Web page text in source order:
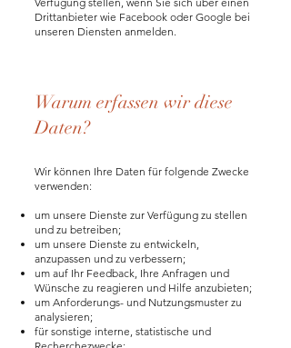
Drittanbieter wie Facebook oder Google bei
unseren Diensten anmelden.
Warum erfassen wir diese
Daten?
Wir können Ihre Daten für folgende Zwecke
verwenden:
um unsere Dienste zur Verfügung zu stellen
und zu betreiben;
um unsere Dienste zu entwickeln,
anzupassen und zu verbessern;
um auf Ihr Feedback, Ihre Anfragen und
Wünsche zu reagieren und Hilfe anzubieten;
um Anforderungs- und Nutzungsmuster zu
analysieren;
für sonstige interne, statistische und